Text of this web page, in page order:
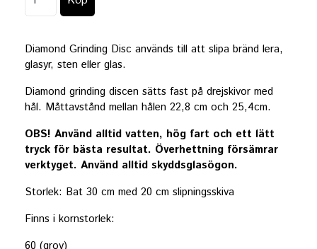
Diamond Grinding Disc används till att slipa bränd lera,
glasyr, sten eller glas.
Diamond grinding discen sätts fast på drejskivor med
hål. Måttavstånd mellan hålen 22,8 cm och 25,4cm.
OBS! Använd alltid vatten, hög fart och ett lätt
tryck för bästa resultat. Överhettning försämrar
verktyget. Använd alltid skyddsglasögon.
Storlek: Bat 30 cm med 20 cm slipningsskiva
Finns i kornstorlek:
60 (grov)